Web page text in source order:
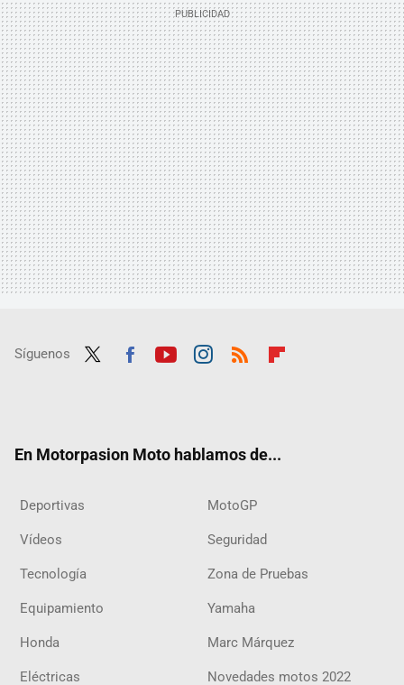
Síguenos
En Motorpasion Moto hablamos de...
Deportivas MotoGP
Vídeos Seguridad
Tecnología Zona de Pruebas
Equipamiento Yamaha
Honda Marc Márquez
Eléctricas Novedades motos 2022